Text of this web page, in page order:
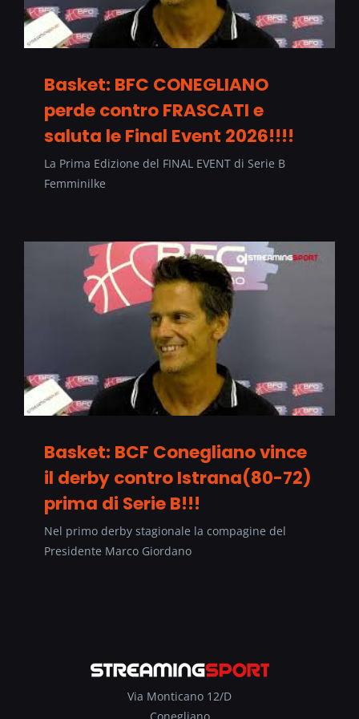
Basket: BFC CONEGLIANO
perde contro FRASCATI e
saluta le Final Event 2026!!!!
La Prima Edizione del FINAL EVENT di Serie B
Femminilke
Basket: BCF Conegliano vince
il derby contro Istrana(80-72)
prima di Serie B!!!
Nel primo derby stagionale la compagine del
Presidente Marco Giordano
Via Monticano 12/D